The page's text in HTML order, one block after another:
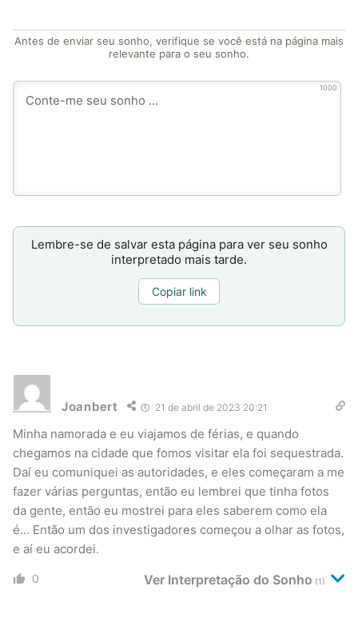
Antes de enviar seu sonho, verifique se você está na página mais
relevante para o seu sonho.
1000
Lembre-se de salvar esta página para ver seu sonho
interpretado mais tarde.
Copiar link
Joanbert 21 de abril de 2023 20:21
Minha namorada e eu viajamos de férias, e quando
chegamos na cidade que fomos visitar ela foi sequestrada.
Daí eu comuniquei as autoridades, e eles começaram a me
fazer várias perguntas, então eu lembrei que tinha fotos
da gente, então eu mostrei para eles saberem como ela
é… Então um dos investigadores começou a olhar as fotos,
e aí eu acordei.
0 Ver Interpretação do Sonho (1)